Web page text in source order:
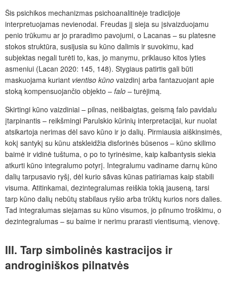
Šis psichikos mechanizmas psichoanalitinėje tradicijoje
interpretuojamas nevienodai. Freudas jį sieja su įsivaizduojamu
penio trūkumu ar jo praradimo pavojumi, o Lacanas – su platesne
stokos struktūra, susijusia su kūno dalimis ir suvokimu, kad
subjektas negali turėti to, kas, jo manymu, priklauso kitos lyties
asmeniui (Lacan 2020: 145, 148). Stygiaus patirtis gali būti
maskuojama kuriant vientiso kūno vaizdinį arba fantazuojant apie
stoką kompensuojančio objekto – falo – turėjimą.
Skirtingi kūno vaizdiniai – pilnas, neišbaigtas, geismą falo pavidalu
įtarpinantis – reikšmingi Parulskio kūrinių interpretacijai, kur nuolat
atsikartoja nerimas dėl savo kūno ir jo dalių. Pirmiausia aiškinsimės,
kokį santykį su kūnu atskleidžia disforinės būsenos – kūno skilimo
baimė ir vidinė tuštuma, o po to tyrinėsime, kaip kalbantysis siekia
atkurti kūno integralumo potyrį. Integralumu vadiname darnų kūno
dalių tarpusavio ryšį, dėl kurio sãvas kūnas patiriamas kaip stabili
visuma. Atitinkamai, dezintegralumas reiškia tokią jauseną, tarsi
tarp kūno dalių nebūtų stabilaus ryšio arba trūktų kurios nors dalies.
Tad integralumas siejamas su kūno visumos, jo pilnumo troškimu, o
dezintegralumas – su baime ir nerimu prarasti vientisumą, vienovę.
III. Tarp simbolinės kastracijos ir
androginiškos pilnatvės